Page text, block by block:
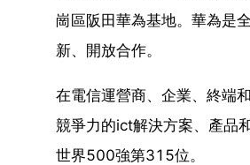
崗區阪田華為基地。華為是
新、開放合作。
在電信運營商、企業、終端
競爭力的ict解決方案、產品
世界500強第315位。